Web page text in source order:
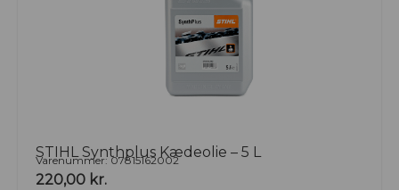
STIHL Synthplus Kædeolie – 5 L
Varenummer: 07815162002
220,00 kr.